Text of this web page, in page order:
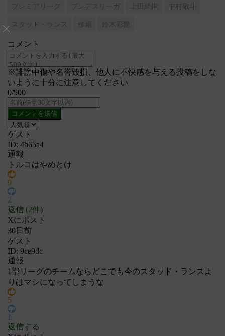
プレミアリーグ
ブンデスリーガ 上田綺世
中村敬斗
スタッド・ランス
移籍 鈴木彩艶